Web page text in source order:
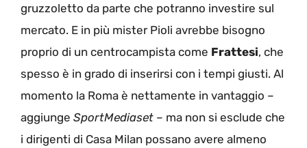
gruzzoletto da parte che potranno investire sul
mercato. E in più mister Pioli avrebbe bisogno
proprio di un centrocampista come Frattesi, che
spesso è in grado di inserirsi con i tempi giusti. Al
momento la Roma è nettamente in vantaggio –
aggiunge SportMediaset – ma non si esclude che
i dirigenti di Casa Milan possano avere almeno